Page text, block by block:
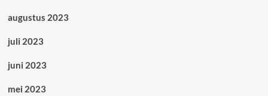
augustus 2023
juli 2023
juni 2023
mei 2023